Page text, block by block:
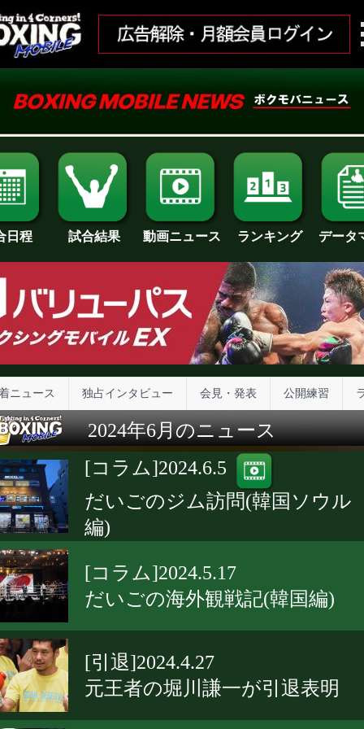
日程 試合結果 動画ニュース ランキング データ
ニュース 独占インタビュー 会見・発表 公開練習
2024年6月のニュース
[コラム]2024.6.5
だいごのジム訪問(韓国ソウル
編)
[コラム]2024.5.17
だいごの海外観戦記(韓国編)
[引退]2024.4.27
元王者の堀川謙一が引退表明